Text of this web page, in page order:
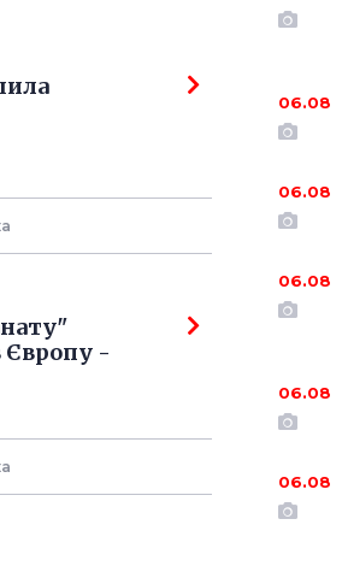
Європу -
06.08
06.08
06.08
06.08
06.08